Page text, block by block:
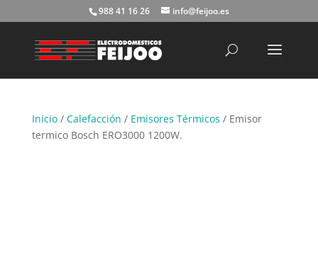
988 41 16 26 info@feijoo.es
Inicio/ Calefacción / Emisores Térmicos / Emisor
termico Bosch ERO3000 1200W.